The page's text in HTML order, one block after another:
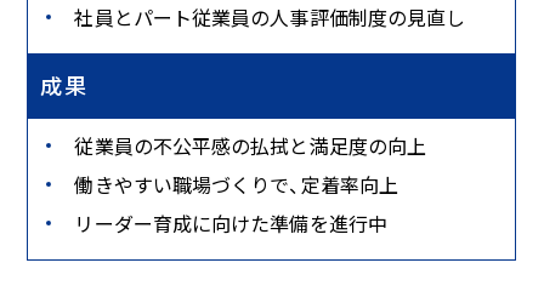
社員とパート従業員の人事評価制度の見直し
成果
従業員の不公平感の払拭と満足度の向上
働きやすい職場づくりで、定着率向上
リーダー育成に向けた準備を進行中